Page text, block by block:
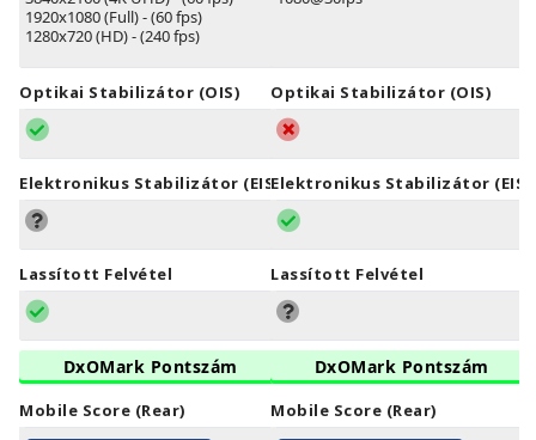
1920x1080 (Full) - (60 fps)
1280x720 (HD) - (240 fps)
Optikai Stabilizátor (OIS)
Elektronikus Stabilizátor (EIS)
Lassított Felvétel
DxOMark Pontszám
Mobile Score (Rear)
Optikai Stabilizátor (OIS)
Elektronikus Stabilizátor (EIS)
Lassított Felvétel
DxOMark Pontszám
Mobile Score (Rear)